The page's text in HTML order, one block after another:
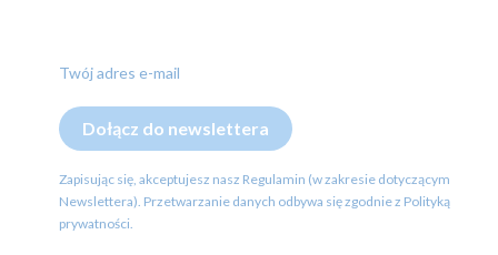
Twój adres e-mail
Dołącz do newslettera
Zapisując się, akceptujesz nasz Regulamin (w zakresie dotyczącym
Newslettera). Przetwarzanie danych odbywa się zgodnie z Polityką
prywatności.